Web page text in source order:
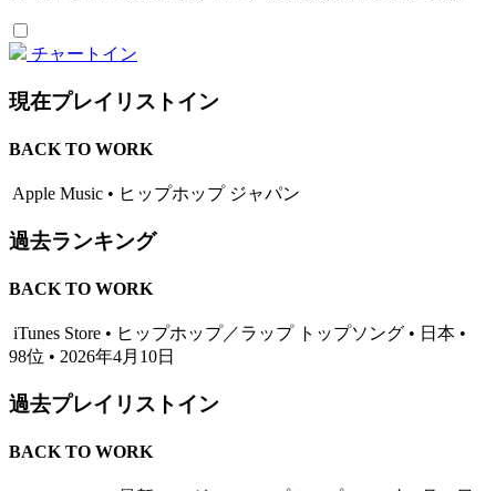
チャートイン
現在プレイリストイン
BACK TO WORK
Apple Music • ヒップホップ ジャパン
過去ランキング
BACK TO WORK
iTunes Store • ヒップホップ／ラップ トップソング • 日本 •
98位 • 2026年4月10日
過去プレイリストイン
BACK TO WORK